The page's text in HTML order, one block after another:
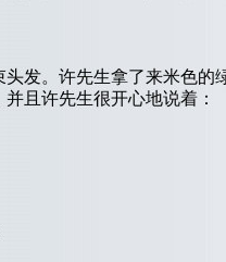
。许先生拿了来米色的
且许先生很开心地说着：